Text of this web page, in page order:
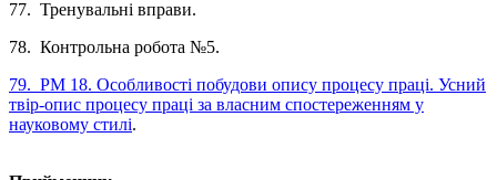
77. Тренувальні вправи.
78. Контрольна робота №5.
79. РМ 18. Особливості побудови опису процесу праці. Усний
твір-опис процесу праці за власним спостереженням у
науковому стилі.